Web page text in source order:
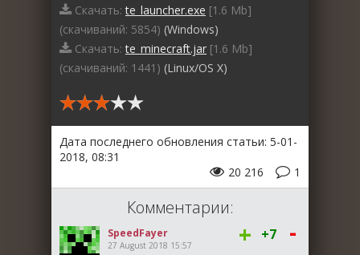
Скачать:te_launcher.exe [1.6 Mb]
(cкачиваний: 5854) (Windows)
Скачать:te_minecraft.jar [1.6 Mb]
(cкачиваний: 1441) (Linux/OS X)
Дата последнего обновления статьи: 5-01-
2018, 08:31
1
20 216
Комментарии:
SpeedFayer
27 August 2018 15:57 + +7 -